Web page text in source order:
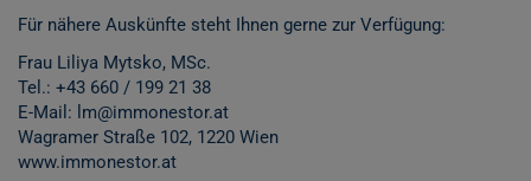
Für nähere Auskünfte steht Ihnen gerne zur Verfügung:
Frau Liliya Mytsko, MSc.
Tel.: +43 660 / 199 21 38
E-Mail: lm@immonestor.at
Wagramer Straße 102, 1220 Wien
www.immonestor.at